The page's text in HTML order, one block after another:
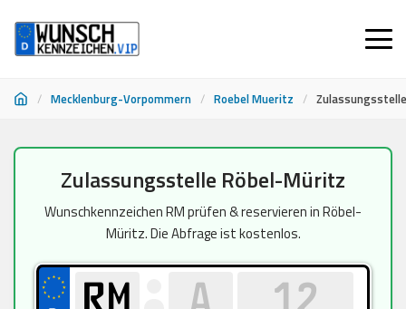
/ Mecklenburg-Vorpommern / Roebel Mueritz /
springen
Zulassungsstelle Röbel-Müritz
Wunschkennzeichen RM prüfen & reservieren in Röbel-
Müritz. Die Abfrage ist kostenlos.